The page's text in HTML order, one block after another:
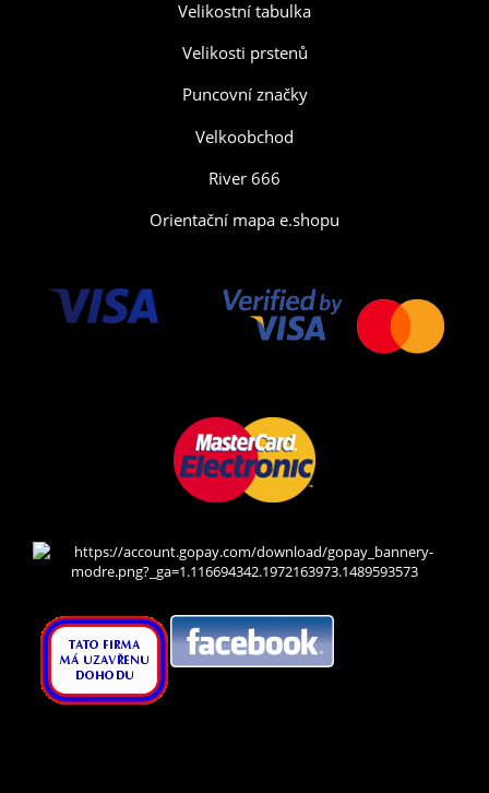
Velikostní tabulka
Velikosti prstenů
Puncovní značky
Velkoobchod
River 666
Orientační mapa e.shopu